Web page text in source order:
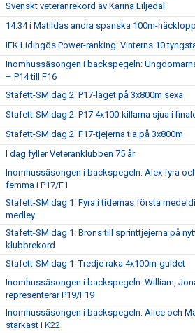
Svenskt veteranrekord av Karina Liljedal
14.34 i Matildas andra spanska 100m-
IFK Lidingös Power-ranking: Vinterns 10
Inomhussäsongen i backspegeln:
– P14 till F16
Stafett-SM dag 2: P17-laget på 3x800m sexa
Stafett-SM dag 2: P17 4x100-killarna sjua i
Stafett-SM dag 2: F17-tjejerna tia på 3x800m
I dag fyller Veteranklubben 75 år
Inomhussäsongen i backspegeln: Alex fyra
femma i P17/F1
Stafett-SM dag 1: Fyra i tidernas första
medley
Stafett-SM dag 1: Brons till sprinttjejerna på
klubbrekord
Stafett-SM dag 1: Tredje raka 4x100m-guldet
Inomhussäsongen i backspegeln: William,
representerar P19/F19
Inomhussäsongen i backspegeln: Alice och
starkast i K22